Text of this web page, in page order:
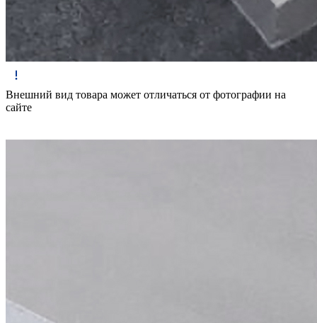
Внешний вид товара может отличаться от фотографии на
сайте